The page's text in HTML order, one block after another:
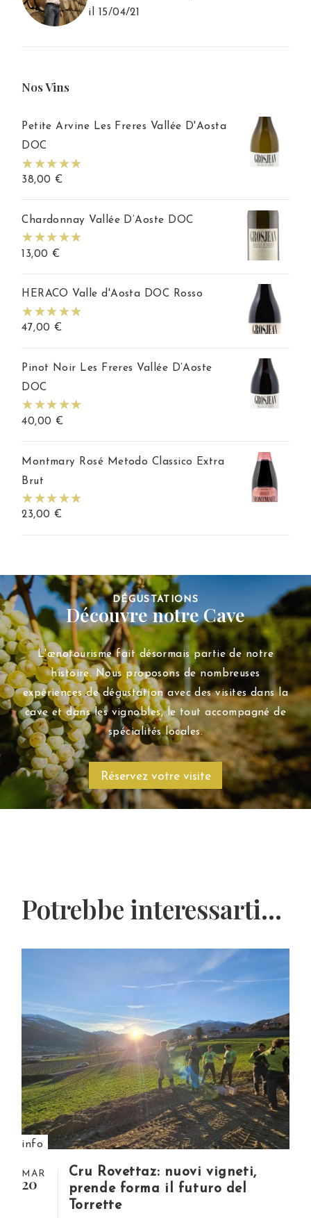
il 15/04/21
Nos Vins
Petite Arvine Les Freres Vallée D'Aosta
DOC
38,00 €
Chardonnay Vallée D’Aoste DOC
13,00 €
HERACO Valle d'Aosta DOC Rosso
47,00 €
Pinot Noir Les Freres Vallée D’Aoste
DOC
40,00 €
Montmary Rosé Metodo Classico Extra
Brut
23,00 €
DÉGUSTATIONS
Découvre notre Cave
L'œnotourisme fait désormais partie de notre
histoire. Nous proposons de nombreuses
expériences de dégustation avec des visites dans la
cave et dans les vignobles, le tout accompagné de
spécialités locales.
Réservez votre visite
Potrebbe interessarti...
info
MAR
20
Cru Rovettaz: nuovi vigneti,
prende forma il futuro del
Torrette